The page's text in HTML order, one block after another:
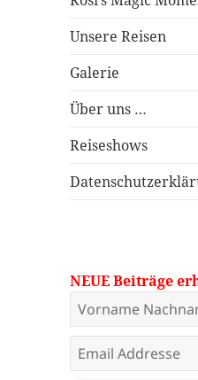
Unsere Reisen
Galerie
Über uns …
Reiseshows
NEUE Beiträge